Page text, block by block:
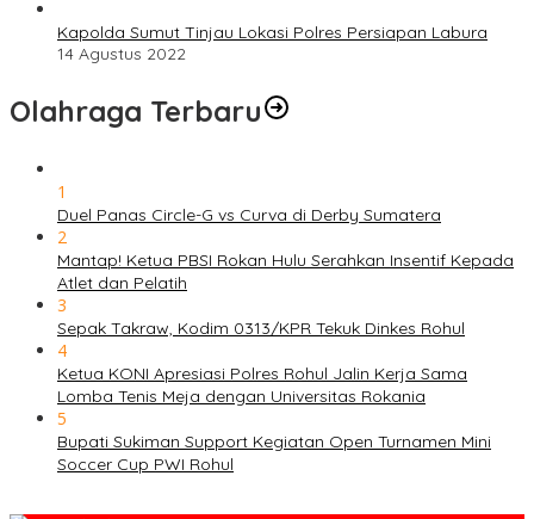
Kapolda Sumut Tinjau Lokasi Polres Persiapan Labura
14 Agustus 2022
Olahraga Terbaru
1
Duel Panas Circle-G vs Curva di Derby Sumatera
2
Mantap! Ketua PBSI Rokan Hulu Serahkan Insentif Kepada
Atlet dan Pelatih
3
Sepak Takraw, Kodim 0313/KPR Tekuk Dinkes Rohul
4
Ketua KONI Apresiasi Polres Rohul Jalin Kerja Sama
Lomba Tenis Meja dengan Universitas Rokania
5
Bupati Sukiman Support Kegiatan Open Turnamen Mini
Soccer Cup PWI Rohul